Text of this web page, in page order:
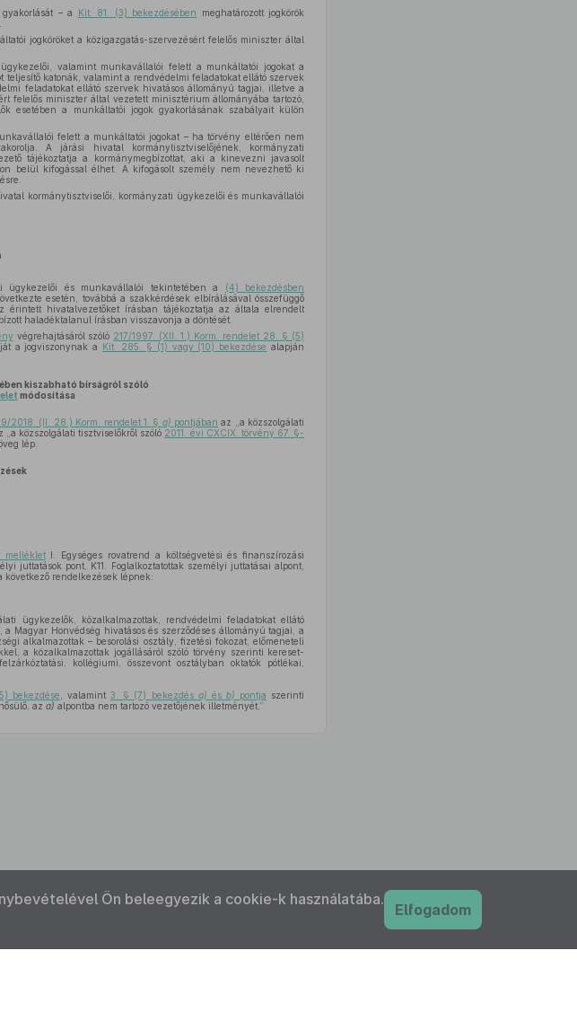
– a Kit. 81. (3) bekezdésében
meghatározott jogkörök
jogköröket a közigazgatás-szervezésért felelős miniszter által
valamint munkavállalói felett a munkáltatói jogokat a
katonák, valamint a rendvédelmi feladatokat ellátó szervek
feladatokat ellátó szervek hivatásos állományú tagjai, illetve a
felelős miniszter által vezetett minisztérium állományába tartozó,
esetében a munkáltatói jogok gyakorlásának szabályait külön
felett a munkáltatói jogokat – ha törvény eltérően nem
A járási hivatal kormánytisztviselőjének, kormányzati
tájékoztatja a kormánymegbízottat, aki a kinevezni javasolt
belül kifogással élhet. A kifogásolt személy nem nevezhető ki
kormánytisztviselői, kormányzati ügykezelői és munkavállalói
ügykezelői és munkavállalói tekintetében a
(4) bekezdésben
esetén, továbbá a szakkérdések elbírálásával összefüggő
érintett hivatalvezetőket írásban tájékoztatja az általa elrendelt
haladéktalanul írásban visszavonja a döntését.
végrehajtásáról szóló 217/1997. (XII. 1.) Korm. rendelet 28. § (5)
a jogviszonynak a Kit. 285. § (1) vagy (10) bekezdése alapján
kiszabható bírságról szóló
módosítása
2018. (II. 28.) Korm. rendelet 1. § a) pontjában az „a közszolgálati
„a közszolgálati tisztviselőkről szóló 2011. évi CXCIX. törvény 67. §-
lép.
mellékletI. Egységes rovatrend a költségvetési és finanszírozási
juttatások pont, K11. Foglalkoztatottak személyi juttatásai alpont,
következő rendelkezések lépnek:
ügykezelők, közalkalmazottak, rendvédelmi feladatokat ellátó
Magyar Honvédség hivatásos és szerződéses állományú tagjai, a
alkalmazottak – besorolási osztály, fizetési fokozat, előmeneteli
a közalkalmazottak jogállásáról szóló törvény szerinti kereset-
kollégiumi, összevont osztályban oktatók pótlékai,
bekezdése , valamint3. § (7) bekezdés a) és b) pontja szerinti
az a) alpontba nem tartozó vezetőjének illetményét,”
Ön beleegyezik a cookie-k használatába.
Elfogadom